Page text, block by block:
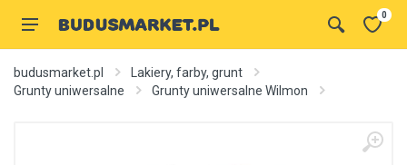
0
budusmarket.pl
Lakiery, farby, grunt
Grunty uniwersalne
Grunty uniwersalne Wilmon